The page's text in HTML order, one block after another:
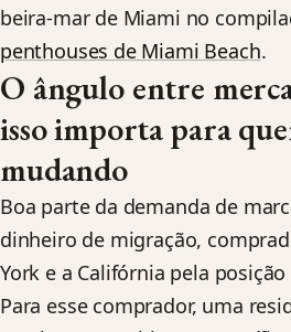
beira-mar de Miami no
penthouses de Miami Beach.
O ângulo entre
isso importa para
mudando
Boa parte da demanda de
dinheiro de migração,
York e a Califórnia pela
Para esse comprador, uma